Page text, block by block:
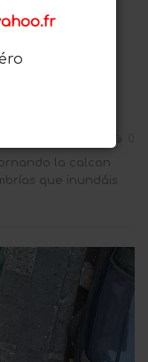
la calcon
que inundáis